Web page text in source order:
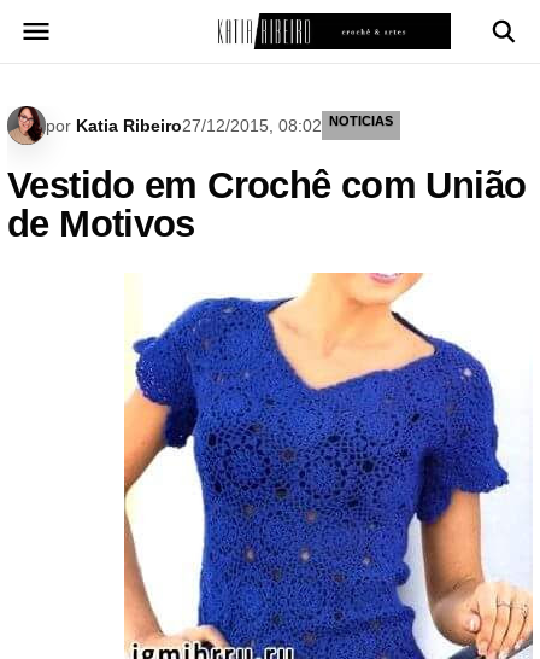
para
por Katia Ribeiro27/12/2015, 08:02 NOTICIAS
Vestido em Crochê com União
de Motivos